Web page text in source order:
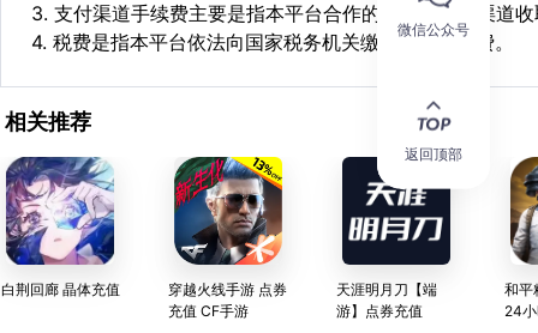
3. 支付渠道手续费主要是指本平台合作的第三方支付渠道
4. 税费是指本平台依法向国家税务机关缴纳的各项税费。
相关推荐
白荆回廊 晶体充值
穿越火线手游 点券
充值 CF手游
天涯明月刀【端
游】点券充值
和平
24
微信公众号
返回顶部